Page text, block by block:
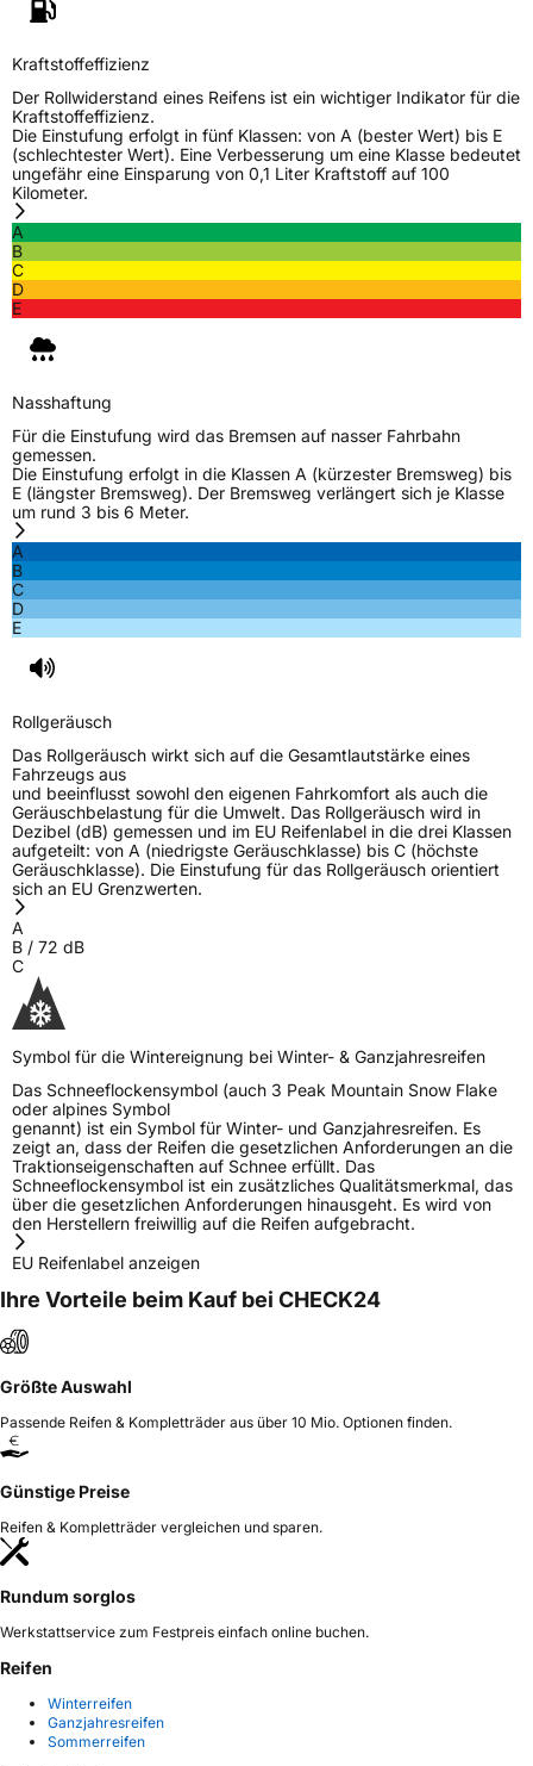
FahrzeugklasseC1
3PMSF / Schneeflockensymbol / Alpine-SymbolJa
EPREL ID
Allgemeine Produktsicherheit (GPSR)
in der EU
Kraftstoffeffizienz
Der Rollwiderstand eines Reifens ist ein wichtiger Indikator für die
Kraftstoffeffizienz.
Die Einstufung erfolgt in fünf Klassen: von A (bester Wert) bis E
(schlechtester Wert). Eine Verbesserung um eine Klasse bedeutet
ungefähr eine Einsparung von 0,1 Liter Kraftstoff auf 100
Kilometer.
A
B
C
D
E
Nasshaftung
Für die Einstufung wird das Bremsen auf nasser Fahrbahn
gemessen.
Die Einstufung erfolgt in die Klassen A (kürzester Bremsweg) bis
E (längster Bremsweg). Der Bremsweg verlängert sich je Klasse
um rund 3 bis 6 Meter.
A
B
C
D
E
Rollgeräusch
Das Rollgeräusch wirkt sich auf die Gesamtlautstärke eines
Fahrzeugs aus
und beeinflusst sowohl den eigenen Fahrkomfort als auch die
Geräuschbelastung für die Umwelt. Das Rollgeräusch wird in
Dezibel (dB) gemessen und im EU Reifenlabel in die drei Klassen
aufgeteilt: von A (niedrigste Geräuschklasse) bis C (höchste
Geräuschklasse). Die Einstufung für das Rollgeräusch orientiert
sich an EU Grenzwerten.
A
B / 72 dB
C
Symbol für die Wintereignung bei Winter- & Ganzjahresreifen
Das Schneeflockensymbol (auch 3 Peak Mountain Snow Flake
oder alpines Symbol
genannt) ist ein Symbol für Winter- und Ganzjahresreifen. Es
zeigt an, dass der Reifen die gesetzlichen Anforderungen an die
Traktionseigenschaften auf Schnee erfüllt. Das
Schneeflockensymbol ist ein zusätzliches Qualitätsmerkmal, das
über die gesetzlichen Anforderungen hinausgeht. Es wird von
den Herstellern freiwillig auf die Reifen aufgebracht.
EU Reifenlabel anzeigen
Ihre Vorteile beim Kauf bei CHECK24
Größte Auswahl
Passende Reifen & Kompletträder aus über 10 Mio. Optionen finden.
Günstige Preise
Reifen & Kompletträder vergleichen und sparen.
Rundum sorglos
Werkstattservice zum Festpreis einfach online buchen.
Reifen
Winterreifen
Ganzjahresreifen
Sommerreifen